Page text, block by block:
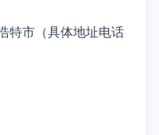
特市（具体地址电话